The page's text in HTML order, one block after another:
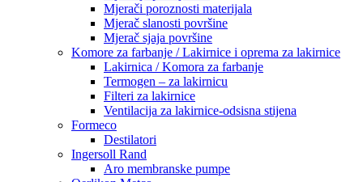
Mjerači poroznosti materijala
Mjerač slanosti površine
Mjerač sjaja površine
Komore za farbanje / Lakirnice i oprema za lakirnice
Lakirnica / Komora za farbanje
Termogen – za lakirnicu
Filteri za lakirnice
Ventilacija za lakirnice-odsisna stijena
Formeco
Destilatori
Ingersoll Rand
Aro membranske pumpe